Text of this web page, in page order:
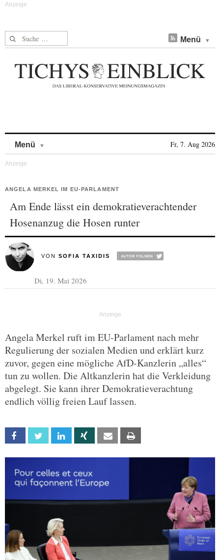
Suche nach: Menü
Menü Fr, 7. Aug 2026
ANGELA MERKEL IM EU-PARLAMENT
Am Ende lässt ein demokratieverachtender
Hosenanzug die Hosen runter
VON SOFIA TAXIDIS
Di, 19. Mai 2026
Angela Merkel ruft im EU-Parlament nach mehr
Regulierung der sozialen Medien und erklärt kurz
zuvor, gegen eine mögliche AfD-Kanzlerin „alles“
tun zu wollen. Die Altkanzlerin hat die Verkleidung
abgelegt. Sie kann ihrer Demokratieverachtung
endlich völlig freien Lauf lassen.
Facebook Twitter Linkedin Xing Email